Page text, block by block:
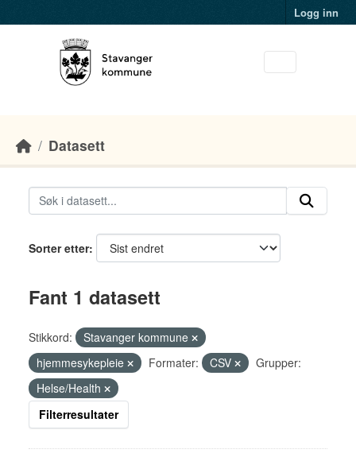
Logg inn
Datasett
Sorter etter
Fant 1 datasett
Stikkord:
Stavanger kommune
hjemmesykepleie
Formater: CSV
Grupper:
Helse/Health
Filterresultater